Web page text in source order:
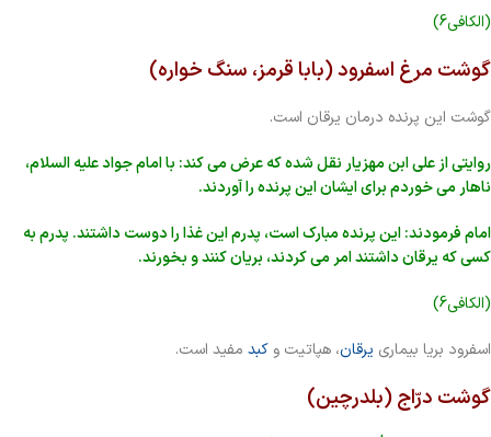
(الکافی6)
گوشت مرغ اسفرود (بابا قرمز، سنگ خواره)
گوشت این پرنده درمان یرقان است.
روایتی از علی ابن مهزیار نقل شده که عرض می کند: با امام جواد علیه السلام،
ناهار می خوردم برای ایشان این پرنده را آوردند.
امام فرمودند: این پرنده مبارک است، پدرم این غذا را دوست داشتند. پدرم به
کسی که یرقان داشتند امر می کردند، بریان کنند و بخورند.
(الکافی6)
اسفرود بریا بیماری یرقان، هپاتیت و کبد مفید است.
گوشت درّاج (بلدرچین)